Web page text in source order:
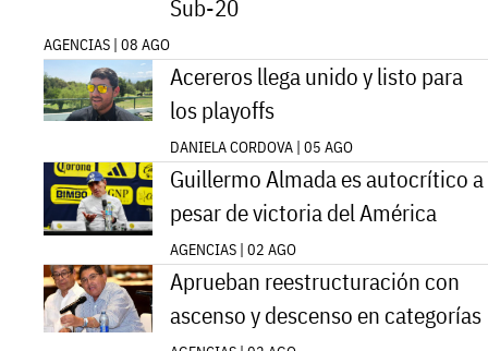
Sub-20
AGENCIAS | 08 AGO
Acereros llega unido y listo para
los playoffs
DANIELA CORDOVA | 05 AGO
Guillermo Almada es autocrítico a
pesar de victoria del América
AGENCIAS | 02 AGO
Aprueban reestructuración con
ascenso y descenso en categorías